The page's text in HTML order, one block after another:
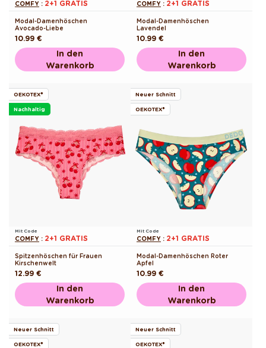
COMFY : 2+1 GRATIS
Modal-Damenhöschen
Avocado-Liebe
Normaler
Preis
10.99 €
In den
Warenkorb
COMFY : 2+1 GRATIS
Modal-Damenhöschen
Lavendel
Normaler
Preis
10.99 €
In den
Warenkorb
OEKOTEX®
Nachhaltig
Mit Code
COMFY : 2+1 GRATIS
Spitzenhöschen für Frauen
Kirschenwelt
Normaler
Preis
12.99 €
In den
Warenkorb
Neuer Schnitt
OEKOTEX®
Mit Code
COMFY : 2+1 GRATIS
Modal-Damenhöschen Roter
Apfel
Normaler
Preis
10.99 €
In den
Warenkorb
Neuer Schnitt
OEKOTEX®
Neuer Schnitt
OEKOTEX®